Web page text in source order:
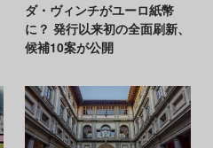
ダ・ヴィンチがユーロ紙幣
に？ 発行以来初の全面刷新、
候補10案が公開